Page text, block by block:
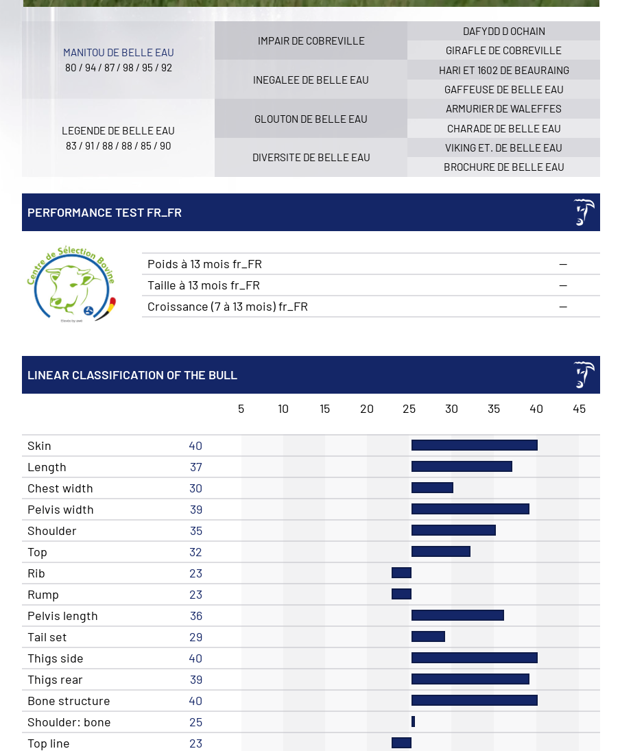
MANITOU DE BELLE EAU
80 / 94 / 87 / 98 / 95 / 92
IMPAIR DE COBREVILLE
INEGALEE DE BELLE EAU
DAFYDD D OCHAIN
GIRAFLE DE COBREVILLE
HARI ET 1602 DE BEAURAING
GAFFEUSE DE BELLE EAU
LEGENDE DE BELLE EAU
83 / 91 / 88 / 88 / 85 / 90
GLOUTON DE BELLE EAU
DIVERSITE DE BELLE EAU
ARMURIER DE WALEFFES
CHARADE DE BELLE EAU
VIKING ET. DE BELLE EAU
BROCHURE DE BELLE EAU
PERFORMANCE TEST FR_FR
Poids à 13 mois fr_FR
—
Taille à 13 mois fr_FR
—
Croissance (7 à 13 mois) fr_FR
—
LINEAR CLASSIFICATION OF THE BULL
5 10 15 20 25 30 35 40 45
Skin
40
Length
37
Chest width
30
Pelvis width
39
Shoulder
35
Top
32
Rib
23
Rump
23
Pelvis length
36
Tail set
29
Thigs side
40
Thigs rear
39
Bone structure
40
Shoulder: bone
25
Top line
23